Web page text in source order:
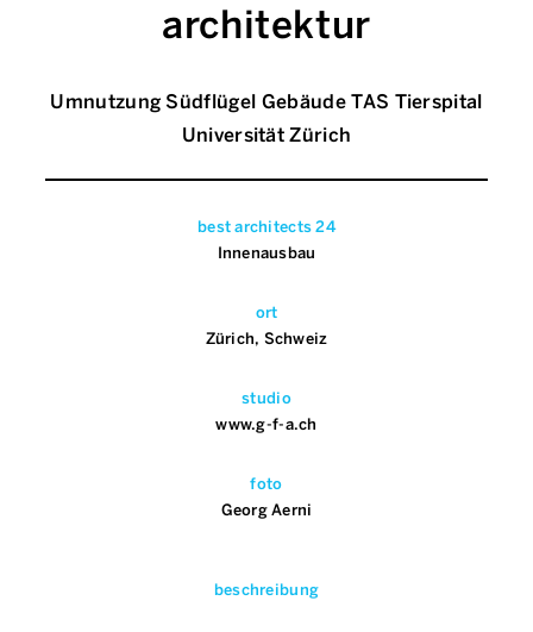
architektur
Umnutzung Südflügel Gebäude TAS Tierspital
Universität Zürich
best architects 24
Innenausbau
ort
Zürich, Schweiz
studio
www.g-f-a.ch
foto
Georg Aerni
beschreibung